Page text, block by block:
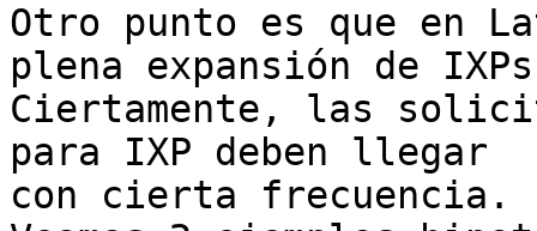
Otro punto es que en
plena expansión de
Ciertamente, las
para IXP deben llegar
con cierta frecuencia.